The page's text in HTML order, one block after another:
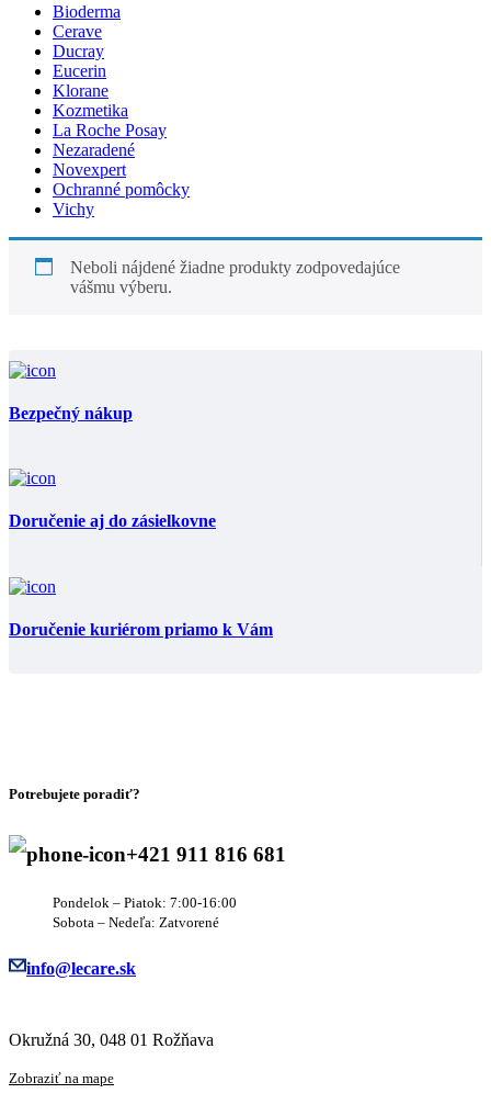
Bioderma
Cerave
Ducray
Eucerin
Klorane
Kozmetika
La Roche Posay
Nezaradené
Novexpert
Ochranné pomôcky
Vichy
Neboli nájdené žiadne produkty zodpovedajúce
vášmu výberu.
Bezpečný nákup
Doručenie aj do zásielkovne
Doručenie kuriérom priamo k Vám
Potrebujete poradiť?
+421 911 816 681
Pondelok – Piatok: 7:00-16:00
Sobota – Nedeľa: Zatvorené
info@lecare.sk
Okružná 30, 048 01 Rožňava
Zobraziť na mape